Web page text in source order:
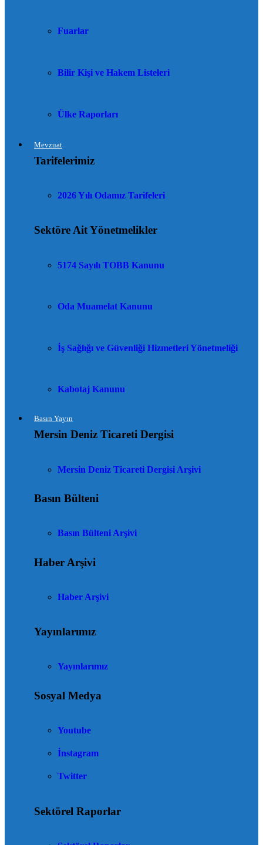
Fuarlar
Bilir Kişi ve Hakem Listeleri
Ülke Raporları
Mevzuat
Tarifelerimiz
2026 Yılı Odamız Tarifeleri
Sektöre Ait Yönetmelikler
5174 Sayılı TOBB Kanunu
Oda Muamelat Kanunu
İş Sağlığı ve Güvenliği Hizmetleri Yönetmeliği
Kabotaj Kanunu
Basın Yayın
Mersin Deniz Ticareti Dergisi
Mersin Deniz Ticareti Dergisi Arşivi
Basın Bülteni
Basın Bülteni Arşivi
Haber Arşivi
Haber Arşivi
Yayınlarımız
Yayınlarımız
Sosyal Medya
Youtube
İnstagram
Twitter
Sektörel Raporlar